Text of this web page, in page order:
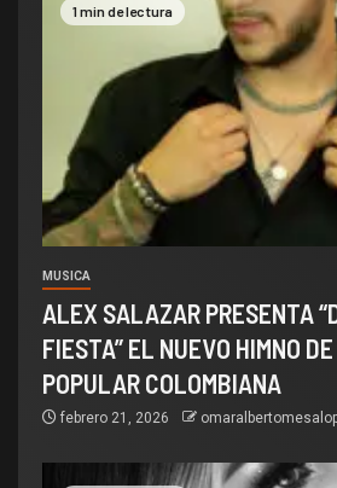
1 min de lectura
MUSICA
ALEX SALAZAR PRESENTA
FIESTA” EL NUEVO HIMNO
POPULAR COLOMBIANA
febrero 21, 2026